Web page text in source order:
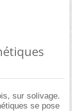
sur solivage.
se pose